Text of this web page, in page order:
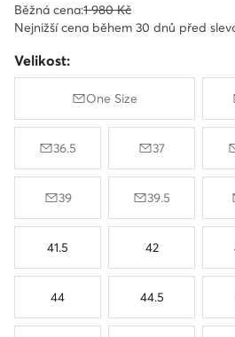
Běžná cena:1 980 Kč
Nejnižší cena během 30 dnů před
Velikost:
One Size
36.5 37
39 39.5
41.5 42
44 44.5